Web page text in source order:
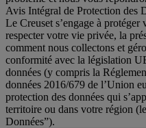
Avis Intégral de Protection des
Le Creuset s’engage à protéger
respecter votre vie privée, la
comment nous collectons et
conformité avec la législation
données (y compris la
données 2016/679 de l’Union
protection des données qui
territoire ou dans votre région
Données”).